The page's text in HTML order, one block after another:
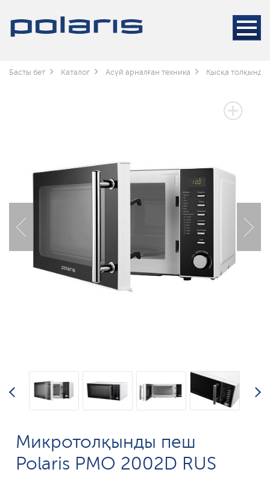
Басты бет Каталог Асүй арналған техника Қысқа толқынды
Микротолқынды пеш
Polaris PMO 2002D RUS